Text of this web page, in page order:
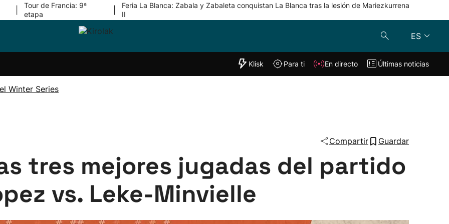
Tour de Francia: 9ª
etapa
Feria La Blanca: Zabala y Zabaleta conquistan La Blanca tras la lesión de Mariezkurrena
II
ES
Equipos
Competiciones
"Helmuga"
Klisk En directo
Klisk Para ti En directo Últimas noticias
Winter Series
Compartir Guardar
tres mejores jugadas del partido
vs. Leke-Minvielle